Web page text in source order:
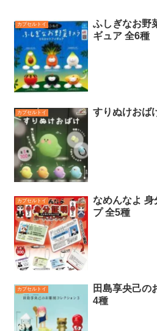
カプセルトイ
ふしぎなお野
ギュア 全6種
カプセルトイ すりぬけおば
カプセルトイ
なめんなよ 身
プ 全5種
カプセルトイ
田島享央己の
4種